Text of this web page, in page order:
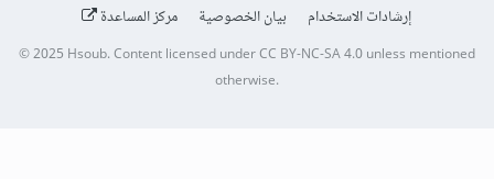
إرشادات الاستخدام
بيان الخصوصية مركز المساعدة
© 2025 Hsoub.Content licensed underCC BY-NC-SA 4.0unless mentioned
otherwise.